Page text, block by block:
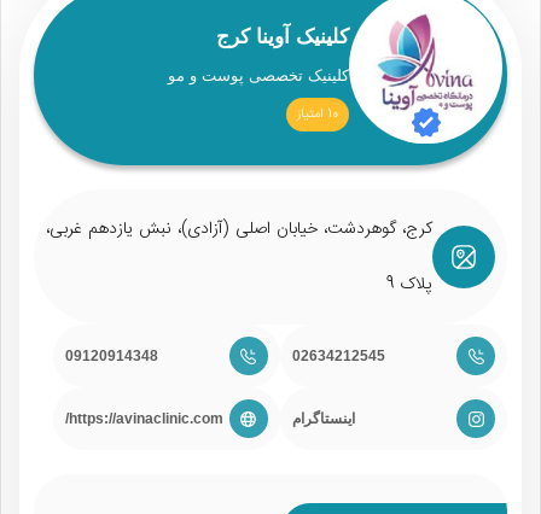
کلینیک آوینا کرج
کلینیک تخصصی پوست و مو
10 امتیاز
کرج، گوهردشت، خیابان اصلی (آزادی)، نبش یازدهم غربی،
پلاک 9
02634212545
09120914348
اینستاگرام https://avinaclinic.com/